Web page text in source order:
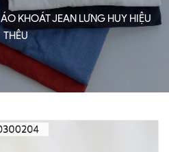
ÁO KHOÁT JEAN LƯNG HUY HIỆU
THÊU